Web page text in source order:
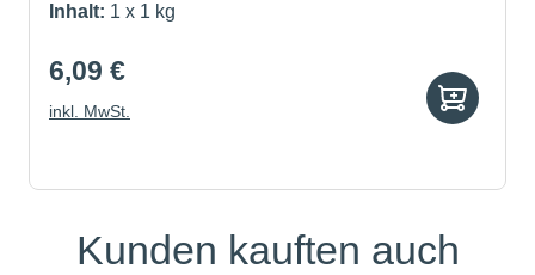
Inhalt: 1 x 1 kg
6,09 €
inkl. MwSt.
Produktgalerie überspringen
Kunden kauften auch